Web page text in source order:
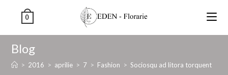
0
Blog
> 2016 > aprilie > 7 > Fashion > Sociosqu ad litora torquent